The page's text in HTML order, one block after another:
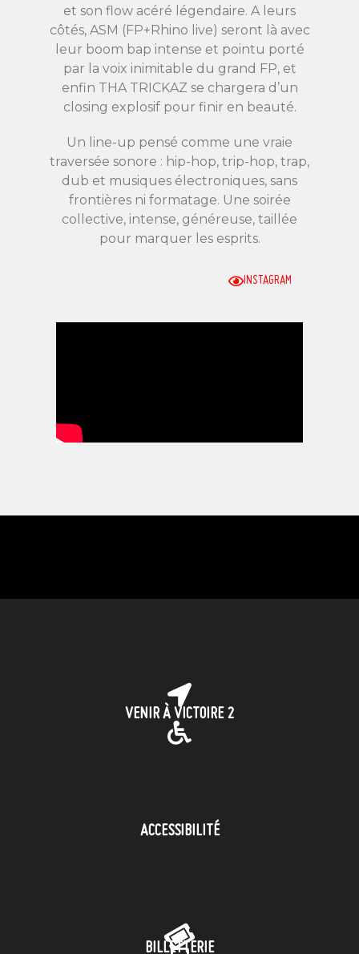
et son flow acéré légendaire. A leurs
côtés, ASM (FP+Rhino live) seront là avec
leur boom bap intense et pointu porté
par la voix inimitable du grand FP, et
enfin THA TRICKAZ se chargera d’un
closing explosif pour finir en beauté.
Un line-up pensé comme une vraie
traversée sonore : hip-hop, trip-hop, trap,
dub et musiques électroniques, sans
frontières ni formatage. Une soirée
collective, intense, généreuse, taillée
pour marquer les esprits.
INSTAGRAM
VENIR À VICTOIRE 2
ACCESSIBILITÉ
BILLETTERIE